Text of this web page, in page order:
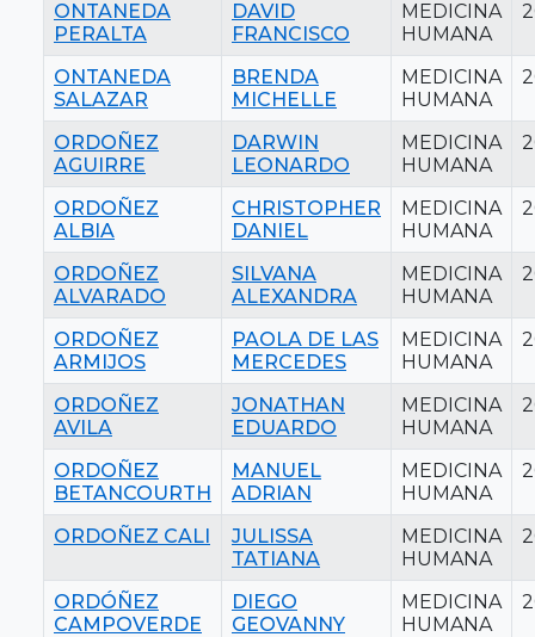
ONTANEDA
PERALTA
DAVID
FRANCISCO
MEDICINA
HUMANA
ONTANEDA
SALAZAR
BRENDA
MICHELLE
MEDICINA
HUMANA
ORDOÑEZ
AGUIRRE
DARWIN
LEONARDO
MEDICINA
HUMANA
ORDOÑEZ
ALBIA
CHRISTOPHER
DANIEL
MEDICINA
HUMANA
ORDOÑEZ
ALVARADO
SILVANA
ALEXANDRA
MEDICINA
HUMANA
ORDOÑEZ
ARMIJOS
PAOLA DE LAS
MERCEDES
MEDICINA
HUMANA
ORDOÑEZ
AVILA
JONATHAN
EDUARDO
MEDICINA
HUMANA
ORDOÑEZ
BETANCOURTH
MANUEL
ADRIAN
MEDICINA
HUMANA
ORDOÑEZ CALI
JULISSA
TATIANA
MEDICINA
HUMANA
ORDÓÑEZ
CAMPOVERDE
DIEGO
GEOVANNY
MEDICINA
HUMANA